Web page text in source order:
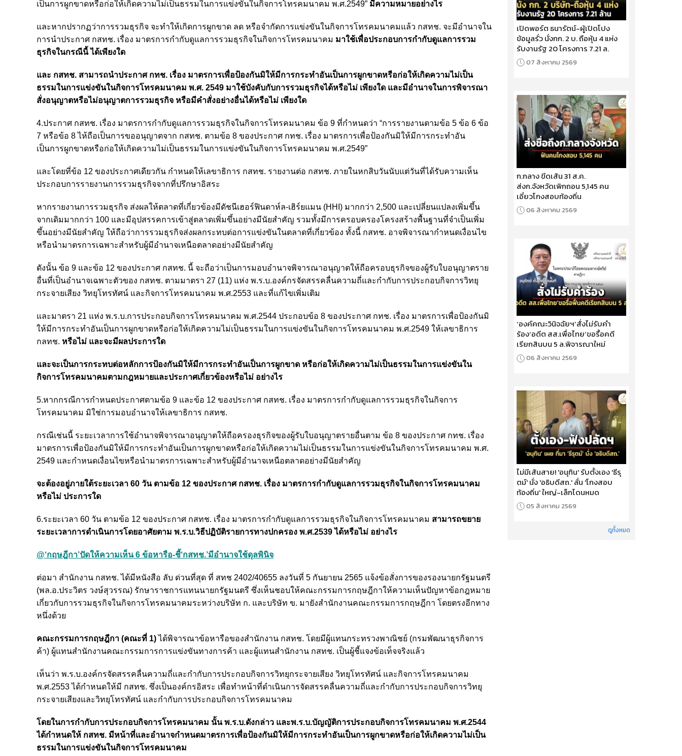
เป็นการผูกขาดหรือก่อให้เกิดความไม่เป็นธรรมในการแข่งขันในกิจการโทรคมนาคม พ.ศ.2549” มีความหมายอย่างไร
และหากปรากฏว่าการรวมธุรกิจ จะทำให้เกิดการผูกขาด ลด หรือจำกัดการแข่งขันในกิจการโทรคมนาคมแล้ว กสทช. จะมีอำนาจใน
การนำประกาศ กสทช. เรื่อง มาตรการกำกับดูแลการรวมธุรกิจในกิจการโทรคมนาคม มาใช้เพื่อประกอบการกำกับดูแลการรวม
ธุรกิจในกรณีนี้ ได้เพียงใด
และ กสทช. สามารถนำประกาศ กทช. เรื่อง มาตรการเพื่อป้องกันมิให้มีการกระทำอันเป็นการผูกขาดหรือก่อให้เกิดความไม่เป็น
ธรรมในการแข่งขันในกิจการโทรคมนาคม พ.ศ. 2549 มาใช้บังคับกับการรวมธุรกิจได้หรือไม่ เพียงใด และมีอำนาจในการพิจารณา
สั่งอนุญาตหรือไม่อนุญาตการรวมธุรกิจ หรือมีคำสั่งอย่างอื่นได้หรือไม่ เพียงใด
4.ประกาศ กสทช. เรื่อง มาตรการกำกับดูแลการรวมธุรกิจในกิจการโทรคมนาคม ข้อ 9 ที่กำหนดว่า “การรายงานตามข้อ 5 ข้อ 6 ข้อ
7 หรือข้อ 8 ไห้ถือเป็นการขออนุญาตจาก กสทช. ตามข้อ 8 ของประกาศ กทช. เรื่อง มาตรการเพื่อป้องกันมิให้มีการกระทำอัน
เป็นการผูกขาดหรือก่อให้เกิดความไม่เป็นธรรมในการแข่งขันในกิจการโทรคมนาคม พ.ศ.2549”
และโดยที่ข้อ 12 ของประกาศเดียวกัน กำหนดให้เลขาธิการ กสทช. รายงานต่อ กสทช. ภายในหกสิบวันนับแต่วันที่ได้รับความเห็น
ประกอบการรายงานการรวมธุรกิจจากที่ปรึกษาอิสระ
หากรายงานการรวมธุรกิจ ส่งผลให้ตลาดที่เกี่ยวข้องมีดัชนีเฮอร์ฟินดาห์ล-เฮิร์ยแมน (HHI) มากกว่า 2,500 และเปลี่ยนแปลงเพิ่มขึ้น
จากเดิมมากกว่า 100 และมีอุปสรรคการเข้าสู่ตลาดเพิ่มขึ้นอย่างมีนัยสำคัญ รวมทั้งมีการครอบครองโครงสร้างพื้นฐานที่จำเป็นเพิ่ม
ขึ้นอย่างมีนัยสำคัญ ให้ถือว่าการรวมธุรกิจส่งผลกระทบต่อการแข่งขันในตลาดที่เกี่ยวข้อง ทั้งนี้ กสทช. อาจพิจารณากำหนดเงื่อนไข
หรือนำมาตรการเฉพาะสำหรับผู้มีอำนาจเหนือตลาดอย่างมีนัยสำคัญ
ดังนั้น ข้อ 9 และข้อ 12 ของประกาศ กสทช. นี้ จะถือว่าเป็นการมอบอำนาจพิจารณาอนุญาตให้ถือครอบธุรกิจของผู้รับใบอนุญาตราย
อื่นที่เป็นอำนาจเฉพาะตัวของ กสทช. ตามมาตรา 27 (11) แห่ง พ.ร.บ.องค์กรจัดสรรคลื่นความถี่และกำกับการประกอบกิจการวิทยุ
กระจายเสียง วิทยุโทรทัศน์ และกิจการโทรคมนาคม พ.ศ.2553 และที่แก้ไขเพิ่มเติม
และมาตรา 21 แห่ง พ.ร.บ.การประกอบกิจการโทรคมนาคม พ.ศ.2544 ประกอบข้อ 8 ของประกาศ กทช. เรื่อง มาตรการเพื่อป้องกันมิ
ให้มีการกระทำอันเป็นการผูกขาดหรือก่อให้เกิดความไม่เป็นธรรมในการแข่งขันในกิจการโทรคมนาคม พ.ศ.2549 ให้เลขาธิการ
กลทช. หรือไม่ และจะมีผลประการใด
และจะเป็นการกระทบต่อหลักการป้องกันมิให้มีการกระทำอันเป็นการผูกขาด หรือก่อให้เกิดความไม่เป็นธรรมในการแข่งขันใน
กิจการโทรคมนาคมตามกฎหมายและประกาศเกี่ยวข้องหรือไม่ อย่างไร
5.หากกรณีการกำหนดประกาศตามข้อ 9 และข้อ 12 ของประกาศ กสทช. เรื่อง มาตรการกำกับดูแลการรวมธุรกิจในกิจการ
โทรคมนาคม มิใช่การมอบอำนาจให้เลขาธิการ กสทช.
กรณีเช่นนี้ ระยะเวลาการใช้อำนาจพิจารณาอนุญาตให้ถือครองธุรกิจของผู้รับใบอนุญาตรายอื่นตาม ข้อ 8 ของประกาศ กทช. เรื่อง
มาตรการเพื่อป้องกันมิให้มีการกระทำอันเป็นการผูกขาดหรือก่อให้เกิดความไม่เป็นธรรมในการแข่งขันในกิจการโทรคมนาคม พ.ศ.
2549 และกำหนดเงื่อนไขหรือนำมาตรการเฉพาะสำหรับผู้มีอำนาจเหนือตลาดอย่างมีนัยสำคัญ
จะต้องอยู่ภายใต้ระยะเวลา 60 วัน ตามข้อ 12 ของประกาศ กสทช. เรื่อง มาตรการกำกับดูแลการรวมธุรกิจในกิจการโทรคมนาคม
หรือไม่ ประการใด
6.ระยะเวลา 60 วัน ตามข้อ 12 ของประกาศ กสทช. เรื่อง มาตรการกำกับดูแลการรวมธุรกิจในกิจการโทรคมนาคม สามารถขยาย
ระยะเวลาการดำเนินการโดยอาศัยตาม พ.ร.บ.วิธีปฏิบัติรายการทางปกครอง พ.ศ.2539 ได้หรือไม่ อย่างไร
@‘กฤษฎีกา’ปัดให้ความเห็น 6 ข้อหารือ-ชี้‘กสทช.’มีอำนาจใช้ดุลพินิจ
ต่อมา สำนักงาน กสทช. ได้มีหนังสือ ลับ ด่วนที่สุด ที่ สทช 2402/40655 ลงวันที่ 5 กันยายน 2565 แจ้งข้อสั่งการของรองนายกรัฐมนตรี
(พล.อ.ประวิตร วงษ์สุวรรณ) รักษาราชการแทนนายกรัฐมนตรี ซึ่งเห็นชอบให้คณะกรรมการกฤษฎีกาให้ความเห็นปัญหาข้อกฎหมาย
เกี่ยวกับการรวมธุรกิจในกิจการโทรคมนาคมระหว่างบริษัท ก. และบริษัท ข. มายังสำนักงานคณะกรรมการกฤษฎีกา โดยตรงอีกทาง
หนึ่งด้วย
คณะกรรมการกฤษฎีกา (คณะที่ 1)ได้พิจารณาข้อหารือของสำนักงาน กสทช. โดยมีผู้แทนกระทรวงพาณิชย์ (กรมพัฒนาธุรกิจการ
ค้า) ผู้แทนสำนักงานคณะกรรมการการแข่งขันทางการค้า และผู้แทนสำนักงาน กสทช. เป็นผู้ชี้แจงข้อเท็จจริงแล้ว
เห็นว่า พ.ร.บ.องค์กรจัดสรรคลื่นความถี่และกำกับการประกอบกิจการวิทยุกระจายเสียง วิทยุโทรทัศน์ และกิจการโทรคมนาคม
พ.ศ.2553 ได้กำหนดให้มี กสทช. ซึ่งเป็นองค์กรอิสระ เพื่อทำหน้าที่ดำเนินการจัดสรรคลื่นความถี่และกำกับการประกอบกิจการวิทยุ
กระจายเสียงและวิทยุโทรทัศน์ และกำกับการประกอบกิจการโทรคมนาคม
โดยในการกำกับการประกอบกิจการโทรคมนาคม นั้น พ.ร.บ.ดังกล่าว และพ.ร.บ.บัญญัติการประกอบกิจการโทรคมนาคม พ.ศ.2544
ได้กำหนดให้ กสทช. มีหน้าที่และอำนาจกำหนดมาตรการเพื่อป้องกันมิให้มีการกระทำอันเป็นการผูกขาดหรือก่อให้เกิดความไม่เป็น
ธรรมในการแข่งขันในกิจการโทรคมนาคม
เปิดพอร์ต ธนารัตน์-ผู้เปิดโปง
ข้อมูลรั่ว นั่งกก. 2 บ. ถือหุ้น 4 แห่ง
รับงานรัฐ 20 โครงการ 7.21 ล.
07 สิงหาคม 2569
ก.กลาง ขีดเส้น 31 ส.ค.
ส่งก.จังหวัดเพิกถอน 5,145 คน
เอี่ยวโกงสอบท้องถิ่น
06 สิงหาคม 2569
‘องค์คณะวินิจฉัยฯ’สั่งไม่รับคำ
ร้อง‘อดีต สส.เพื่อไทย’ขอรื้อคดี
เรียกสินบน 5 ล.พิจารณาใหม่
06 สิงหาคม 2569
ไม่มีเส้นสาย! 'อนุทิน' รับตั้งเอง 'ธีรุ
ตม์' นั่ง 'อธิบดีสถ.' ลั่น 'โกงสอบ
ท้องถิ่น' ใหญ่-เล็กโดนหมด
05 สิงหาคม 2569
ดูทั้งหมด